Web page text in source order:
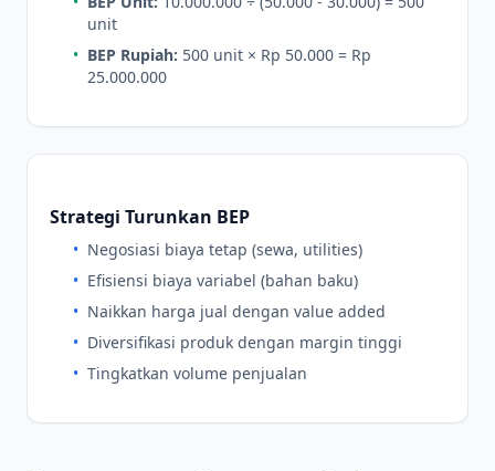
unit
• BEP Rupiah: 500 unit × Rp 50.000 = Rp
25.000.000
Strategi Turunkan BEP
• Negosiasi biaya tetap (sewa, utilities)
• Efisiensi biaya variabel (bahan baku)
• Naikkan harga jual dengan value added
• Diversifikasi produk dengan margin tinggi
• Tingkatkan volume penjualan